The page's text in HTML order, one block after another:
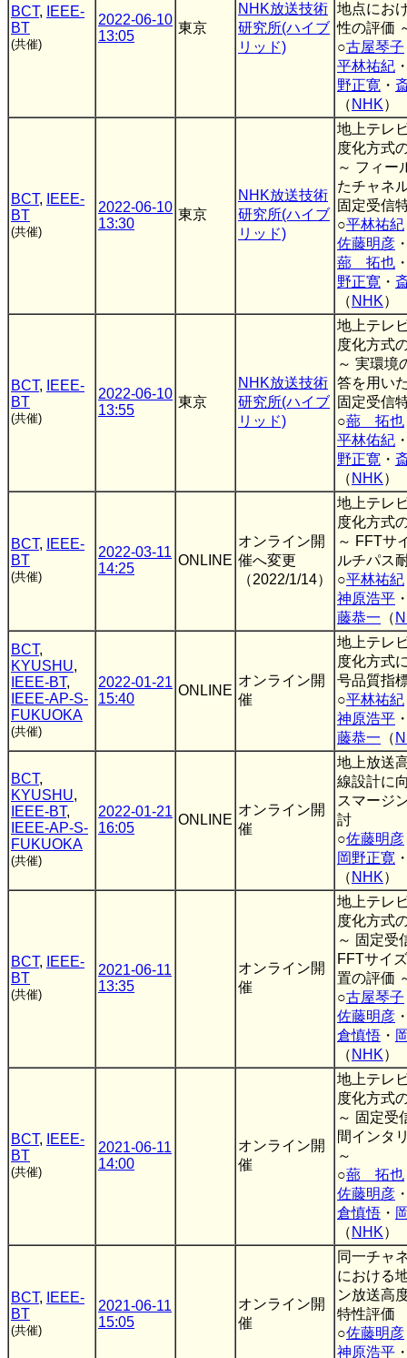
BCT,
IEEE-
BT
(共催)
2022-06-10
13:05
東京
NHK放送技術
研究所(ハイブ
リッド)
地点にお
性の評価
○古屋琴子
平林祐紀
野正寛 ・
（ NHK）
BCT,
IEEE-
BT
(共催)
2022-06-10
13:30
東京
NHK放送技術
研究所(ハイブ
リッド)
地上テレ
度化方式
～ フィー
たチャネ
固定受信
○平林祐紀
佐藤明彦
蔀 拓也
野正寛 ・
（ NHK）
BCT,
IEEE-
BT
(共催)
2022-06-10
13:55
東京
NHK放送技術
研究所(ハイブ
リッド)
地上テレ
度化方式
～ 実環境
答を用い
固定受信
○蔀 拓也
平林佑紀
野正寛 ・
（ NHK）
BCT,
IEEE-
BT
(共催)
2022-03-11
14:25
ONLINE
オンライン開
催へ変更
（2022/1/14）
地上テレ
度化方式
～ FFTサ
ルチパス
○平林祐紀
神原浩平
藤恭一 （
BCT,
KYUSHU,
IEEE-BT,
IEEE-AP-S-
FUKUOKA
(共催)
2022-01-21
15:40
ONLINE
オンライン開
催
地上テレ
度化方式
号品質指
○平林祐紀
神原浩平
藤恭一 （
BCT,
KYUSHU,
IEEE-BT,
IEEE-AP-S-
FUKUOKA
(共催)
2022-01-21
16:05
ONLINE
オンライン開
催
地上放送
線設計に
スマージ
討
○佐藤明彦
岡野正寛
（ NHK）
BCT,
IEEE-
BT
(共催)
2021-06-11
13:35
オンライン開
催
地上テレ
度化方式
～ 固定受
FFTサイ
置の評価
○古屋琴子
佐藤明彦
倉慎悟 ・
（ NHK）
BCT,
IEEE-
BT
(共催)
2021-06-11
14:00
オンライン開
催
地上テレ
度化方式
～ 固定受
間インタ
～
○蔀 拓也
佐藤明彦
倉慎悟 ・
（ NHK）
BCT,
IEEE-
BT
(共催)
2021-06-11
15:05
オンライン開
催
同一チャ
における
ン放送高
特性評価
○佐藤明彦
神原浩平